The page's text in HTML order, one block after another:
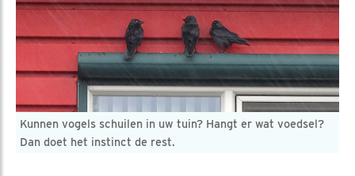
Kunnen vogels schuilen in uw tuin? Hangt er wat voedsel?
Dan doet het instinct de rest.